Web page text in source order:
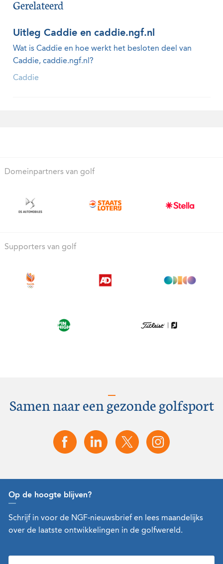
Gerelateerd
Uitleg Caddie en caddie.ngf.nl
Wat is Caddie en hoe werkt het besloten deel van
Caddie, caddie.ngf.nl?
Caddie
Domeinpartners van golf
Supporters van golf
Samen naar een gezonde golfsport
Op de hoogte blijven?
Schrijf in voor de NGF-nieuwsbrief en lees maandelijks
over de laatste ontwikkelingen in de golfwereld.